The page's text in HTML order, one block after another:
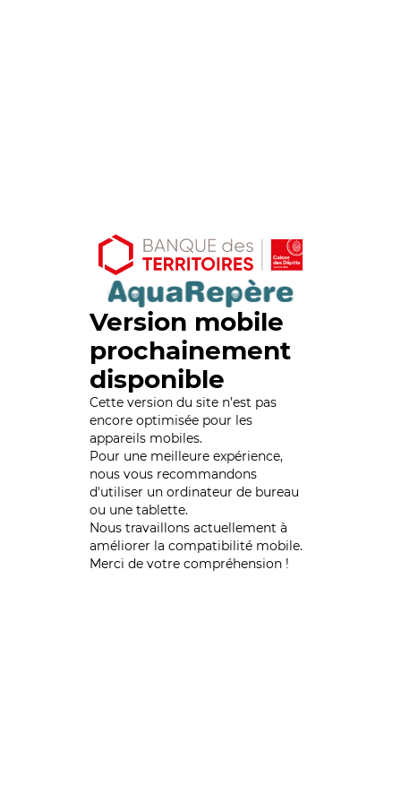
Version mobile
prochainement
disponible
Cette version du site n’est pas
encore optimisée pour les
appareils mobiles.
Pour une meilleure expérience,
nous vous recommandons
d'utiliser un ordinateur de bureau
ou une tablette.
Nous travaillons actuellement à
améliorer la compatibilité mobile.
Merci de votre compréhension !